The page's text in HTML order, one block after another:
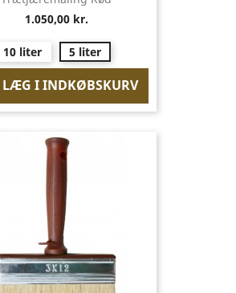
1.050,00 kr.
10 liter 5 liter
LÆG I INDKØBSKURV